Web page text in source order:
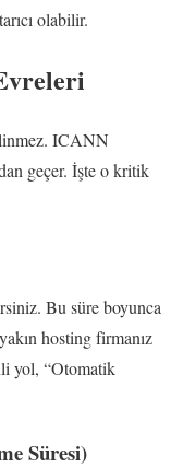
olabilir.
ICANN
geçer. İşte o kritik
Bu süre boyunca
hosting firmanız
yol, “Otomatik
Süresi)